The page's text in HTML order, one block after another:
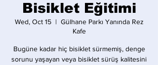
Bisiklet Eğitimi
Wed, Oct 15
  |
Gülhane Parkı Yanında Rez
Kafe
Bugüne kadar hiç bisiklet sürmemiş, denge
sorunu yaşayan veya bisiklet sürüş kalitesini